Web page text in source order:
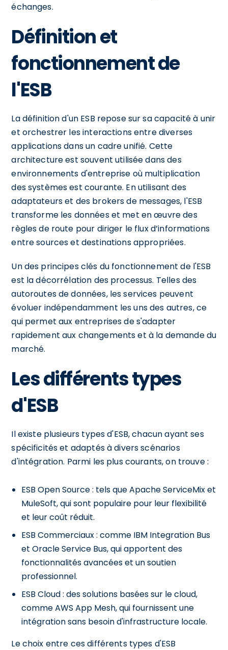
échanges.
Définition et
fonctionnement de
l'ESB
La définition d'un ESB repose sur sa capacité à unir
et orchestrer les interactions entre diverses
applications dans un cadre unifié. Cette
architecture est souvent utilisée dans des
environnements d'entreprise où multiplication
des systèmes est courante. En utilisant des
adaptateurs et des brokers de messages, l'ESB
transforme les données et met en œuvre des
règles de route pour diriger le flux d’informations
entre sources et destinations appropriées.
Un des principes clés du fonctionnement de l'ESB
est la décorrélation des processus. Telles des
autoroutes de données, les services peuvent
évoluer indépendamment les uns des autres, ce
qui permet aux entreprises de s'adapter
rapidement aux changements et à la demande du
marché.
Les différents types
d'ESB
Il existe plusieurs types d'ESB, chacun ayant ses
spécificités et adaptés à divers scénarios
d'intégration. Parmi les plus courants, on trouve :
ESB Open Source : tels que Apache ServiceMix et
MuleSoft, qui sont populaire pour leur flexibilité
et leur coût réduit.
ESB Commerciaux : comme IBM Integration Bus
et Oracle Service Bus, qui apportent des
fonctionnalités avancées et un soutien
professionnel.
ESB Cloud : des solutions basées sur le cloud,
comme AWS App Mesh, qui fournissent une
intégration sans besoin d'infrastructure locale.
Le choix entre ces différents types d'ESB